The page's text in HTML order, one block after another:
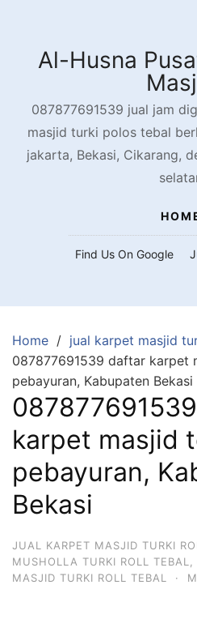
contentAl-Husna
087877691539 jual jam
masjid turki polos tebal
jakarta, Bekasi, Cikarang,
Find Us On Google
Home
jual karpet masjid
087877691539 daftar karpet
pebayuran, Kabupaten Bekasi
karpet masjid
pebayuran,
Bekasi
JUAL KARPET MASJID TURKI
MUSHOLLA TURKI ROLL TEBAL
MASJID TURKI ROLL TEBAL
·